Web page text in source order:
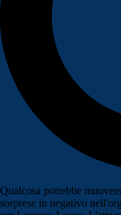
Qualcosa potrebbe
sorprese in negativo